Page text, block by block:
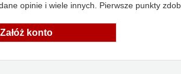
opinie i wiele innych. Pierwsze punkty
Załóż konto